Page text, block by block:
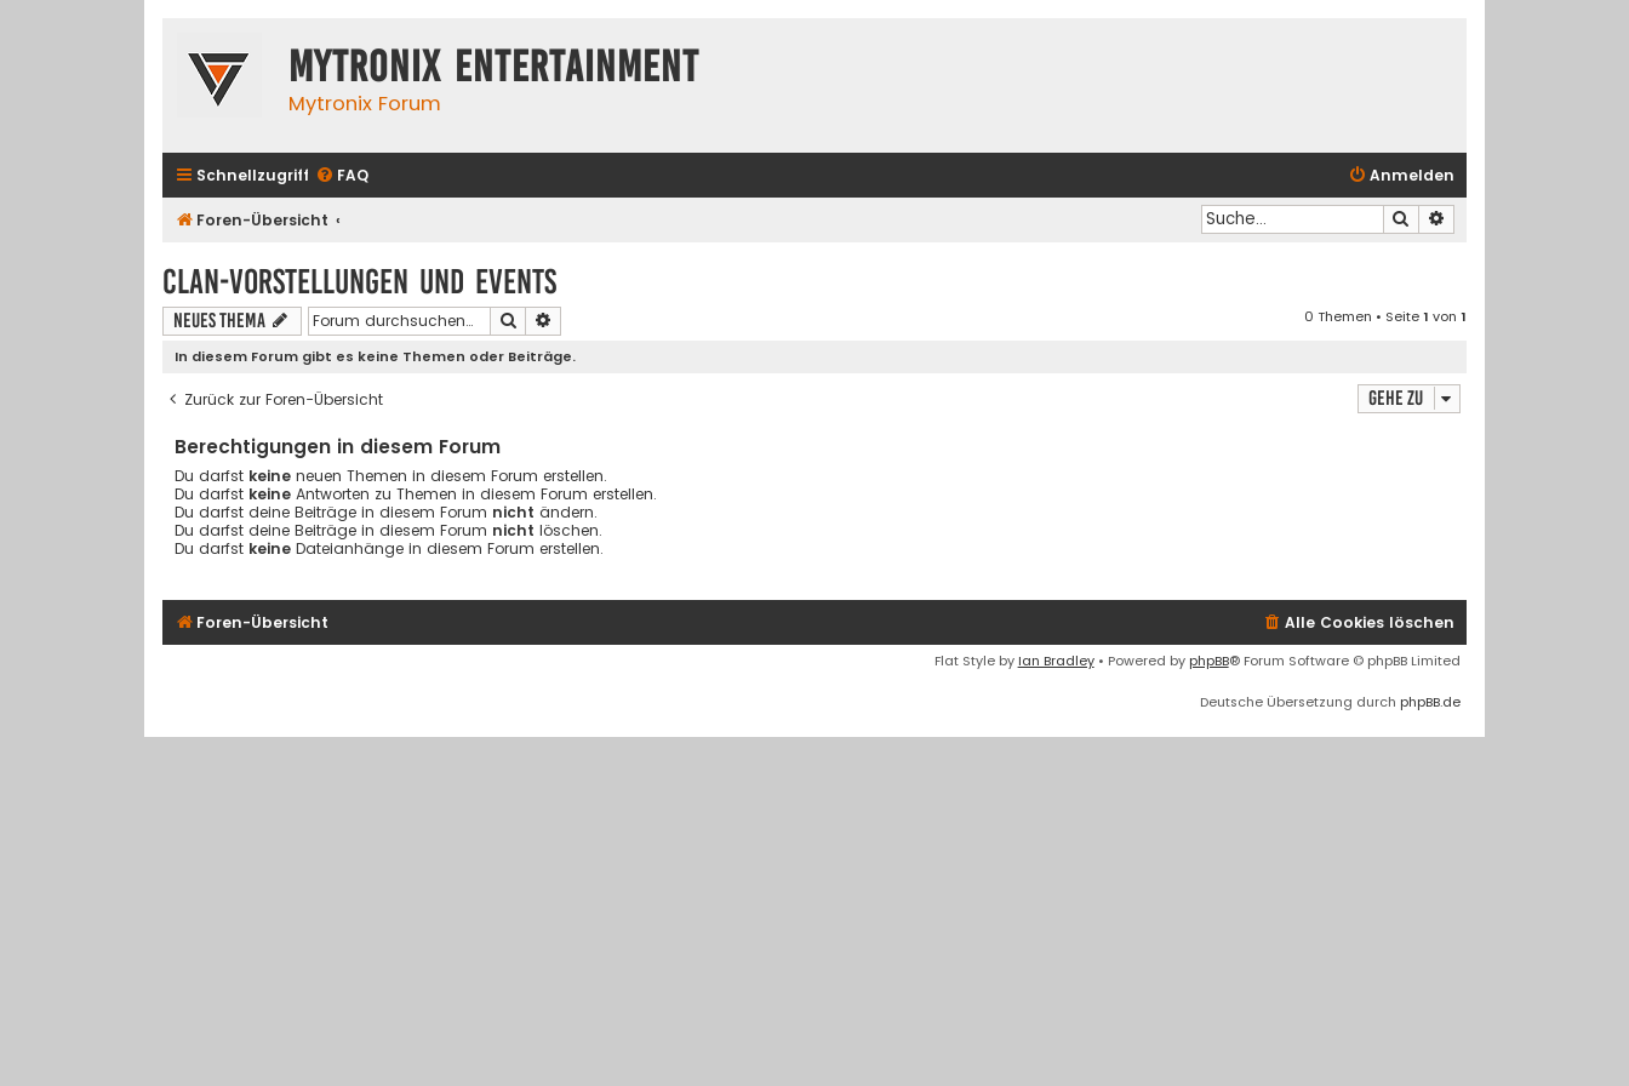
Mytronix Entertainment
Mytronix Forum
Schnellzugriff FAQ Anmelden
Foren-Übersicht Suche
Clan-Vorstellungen und Events
Neues Thema Suche 0 Themen • Seite1 von 1
In diesem Forum gibt es keine Themen oder Beiträge.
Zurück zur Foren-Übersicht Gehe zu
Berechtigungen in diesem Forum
Du darfst keine neuen Themen in diesem Forum erstellen.
Du darfst keine Antworten zu Themen in diesem Forum erstellen.
Du darfst deine Beiträge in diesem Forum nicht ändern.
Du darfst deine Beiträge in diesem Forum nicht löschen.
Du darfst keine Dateianhänge in diesem Forum erstellen.
Foren-Übersicht Alle Cookies löschen
Flat Style by Ian Bradley• Powered by phpBB® Forum Software © phpBB Limited
Deutsche Übersetzung durch phpBB.de